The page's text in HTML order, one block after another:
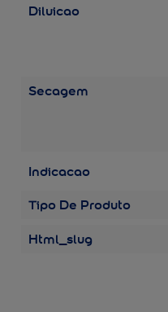
Diluicao
Secagem
Indicacao
Tipo De Produto
Html_slug